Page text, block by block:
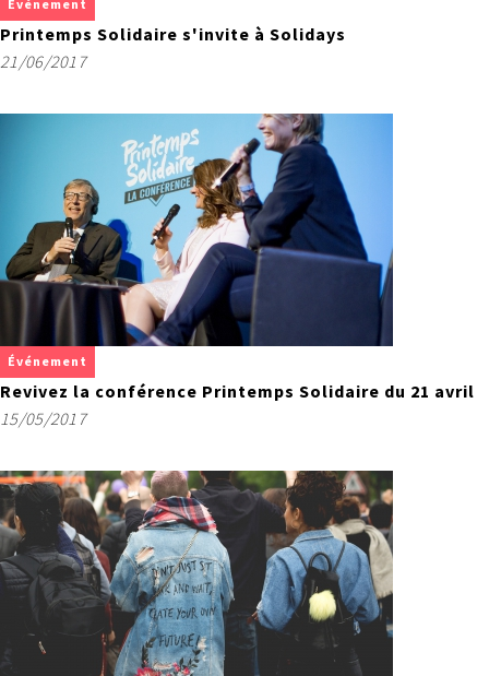
Événement
Printemps Solidaire s'invite à Solidays
21/06/2017
Événement
Revivez la conférence Printemps Solidaire du 21 avril
15/05/2017